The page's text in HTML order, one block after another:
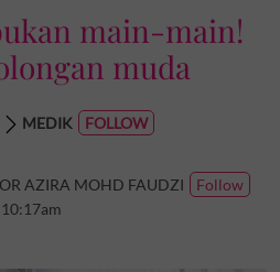
main-main!
muda
MEDIK
AZIRA MOHD FAUDZI